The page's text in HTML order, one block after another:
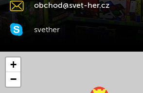
obchod@svet-her.cz
svether
+
−